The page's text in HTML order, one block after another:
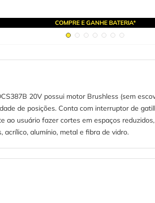
COMPRE E GANHE BATERIA*
20V possui motor Brushless (sem
de posições. Conta com interruptor de
ao usuário fazer cortes em espaços
acrílico, alumínio, metal e fibra de vidro.